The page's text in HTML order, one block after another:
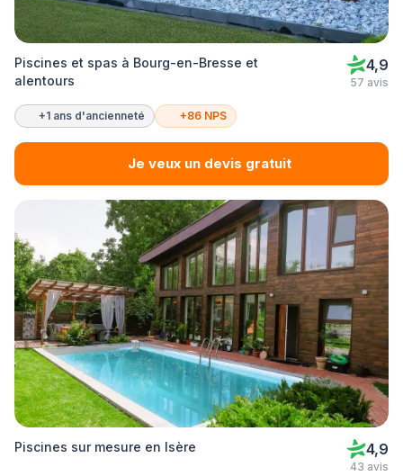
Piscines et spas à Bourg-en-Bresse et
alentours
4,9
57 avis
+1 ans d'ancienneté +86 NPS
Je veux un devis gratuit
Piscines sur mesure en Isère 4,9
43 avis